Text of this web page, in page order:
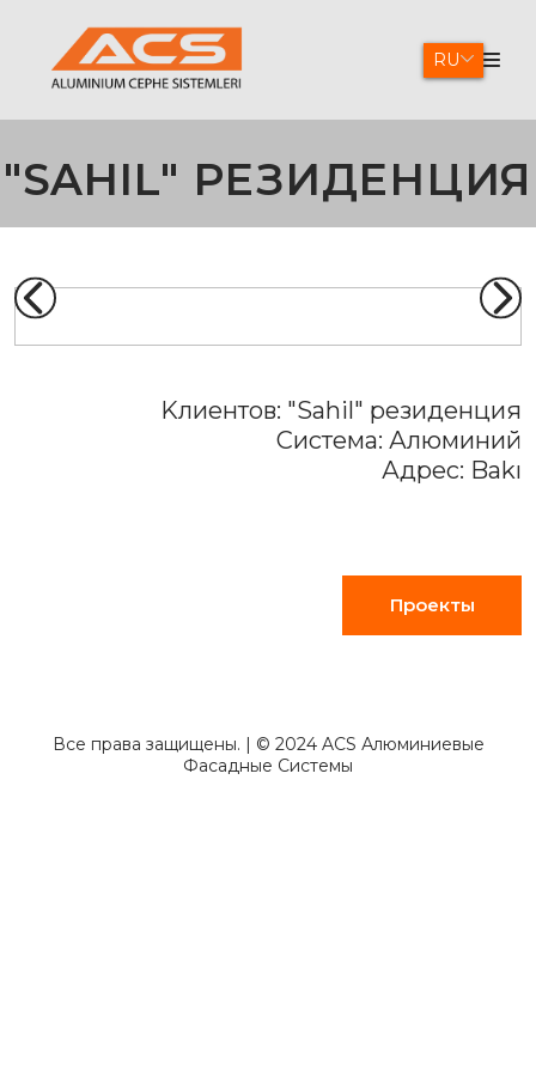
RU
"SAHIL" РЕЗИДЕНЦИЯ
Kлиентов: "Sahil" резиденция
Система: Алюминий
Адрес: Bakı
Проекты
Все права защищены. | © 2024 ACS Алюминиевые
Фасадные Системы